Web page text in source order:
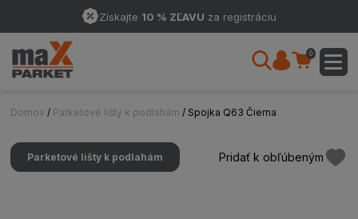
Získajte 10 % ZĽAVU za registráciu
0
Domov / Parketové lišty k podlahám / Spojka Q63 Čierna
Parketové lišty k podlahám Pridať k obľúbeným